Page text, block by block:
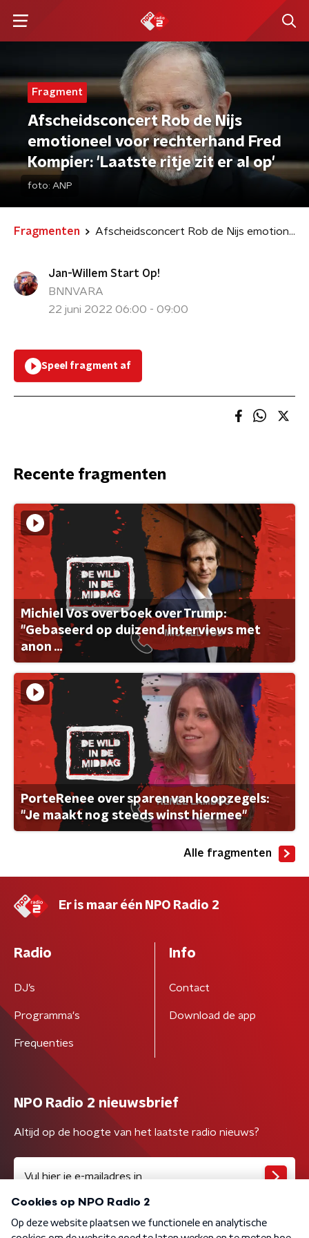
Fragment
Afscheidsconcert Rob de Nijs
emotioneel voor rechterhand Fred
Kompier: 'Laatste ritje zit er al op'
foto: ANP
Fragmenten Afscheidsconcert Rob de Nijs emotioneel voor rechterhand Fred Kompier: 'Laatste ritje zit er al op'
Jan-Willem Start Op!
BNNVARA
22 juni 2022 06:00 - 09:00
Speel fragment af
Recente fragmenten
Michiel Vos over boek over Trump:
"Gebaseerd op duizend interviews met
anon ...
PorteRenee over sparen van koopzegels:
"Je maakt nog steeds winst hiermee"
Alle fragmenten
Er is maar één NPO Radio 2
Radio
DJ’s
Programma's
Frequenties
Info
Contact
Download de app
NPO Radio 2 nieuwsbrief
Altijd op de hoogte van het laatste radio nieuws?